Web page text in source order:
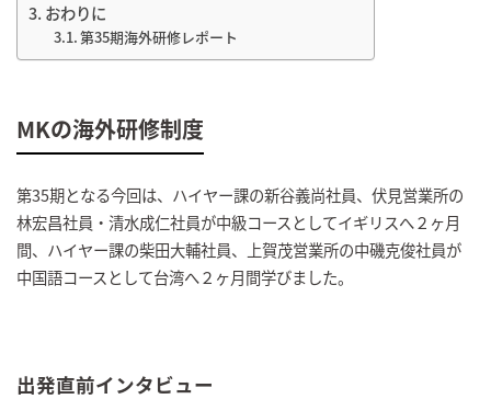
おわりに
第35期海外研修レポート
MKの海外研修制度
第35期となる今回は、ハイヤー課の新谷義尚社員、伏見営業所の
林宏昌社員・清水成仁社員が中級コースとしてイギリスへ２ヶ月
間、ハイヤー課の柴田大輔社員、上賀茂営業所の中磯克俊社員が
中国語コースとして台湾へ２ヶ月間学びました。
出発直前インタビュー